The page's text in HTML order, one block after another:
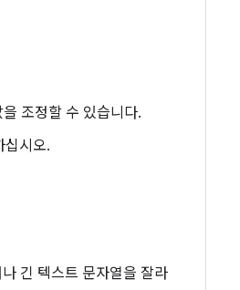
조정할 수 있습니다.
십시오.
긴 텍스트 문자열을 잘라